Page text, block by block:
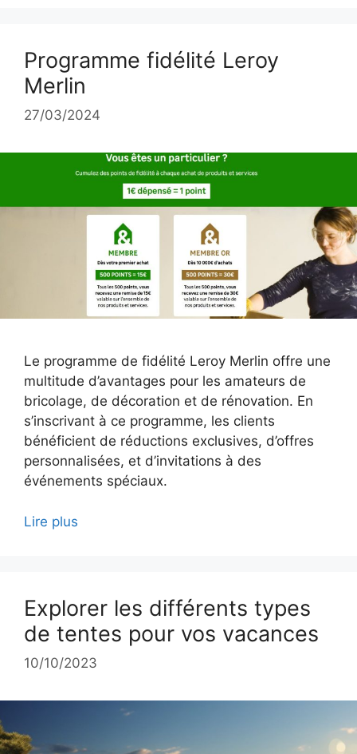
Programme fidélité Leroy
Merlin
27/03/2024
Le programme de fidélité Leroy Merlin offre une
multitude d’avantages pour les amateurs de
bricolage, de décoration et de rénovation. En
s’inscrivant à ce programme, les clients
bénéficient de réductions exclusives, d’offres
personnalisées, et d’invitations à des
événements spéciaux.
Lire plus
Explorer les différents types
de tentes pour vos vacances
10/10/2023